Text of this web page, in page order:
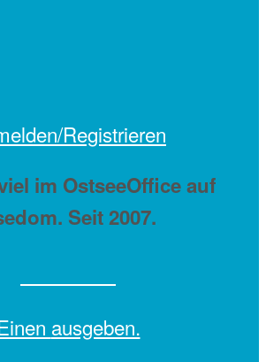
Registrieren
im OstseeOffice auf
Seit 2007.
ausgeben.